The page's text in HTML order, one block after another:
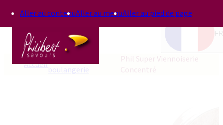
Aller au contenuAller au menuAller au pied de page
AccueilAméliorants
boulangerie
Phil Super Viennoiserie
Concentré